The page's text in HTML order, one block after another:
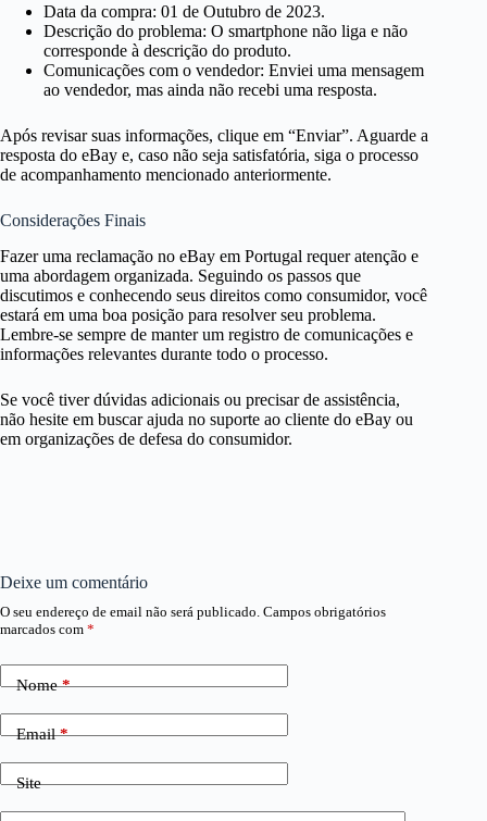
Data da compra: 01 de Outubro de 2023.
Descrição do problema: O smartphone não liga e não
corresponde à descrição do produto.
Comunicações com o vendedor: Enviei uma mensagem
ao vendedor, mas ainda não recebi uma resposta.
Após revisar suas informações, clique em “Enviar”. Aguarde a
resposta do eBay e, caso não seja satisfatória, siga o processo
de acompanhamento mencionado anteriormente.
Considerações Finais
Fazer uma reclamação no eBay em Portugal requer atenção e
uma abordagem organizada. Seguindo os passos que
discutimos e conhecendo seus direitos como consumidor, você
estará em uma boa posição para resolver seu problema.
Lembre-se sempre de manter um registro de comunicações e
informações relevantes durante todo o processo.
Se você tiver dúvidas adicionais ou precisar de assistência,
não hesite em buscar ajuda no suporte ao cliente do eBay ou
em organizações de defesa do consumidor.
Deixe um comentário
O seu endereço de email não será publicado. Campos obrigatórios
marcados com *
Nome*
Email*
Site